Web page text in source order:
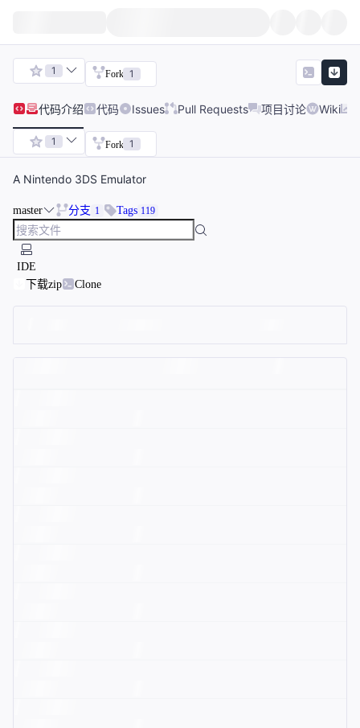
1 Fork 1
代码介绍 代码 Issues Pull Requests 项目讨论 Wiki
1 Fork 1
A Nintendo 3DS Emulator
master 分支 1 Tags 119
IDE
下载zip
Clone